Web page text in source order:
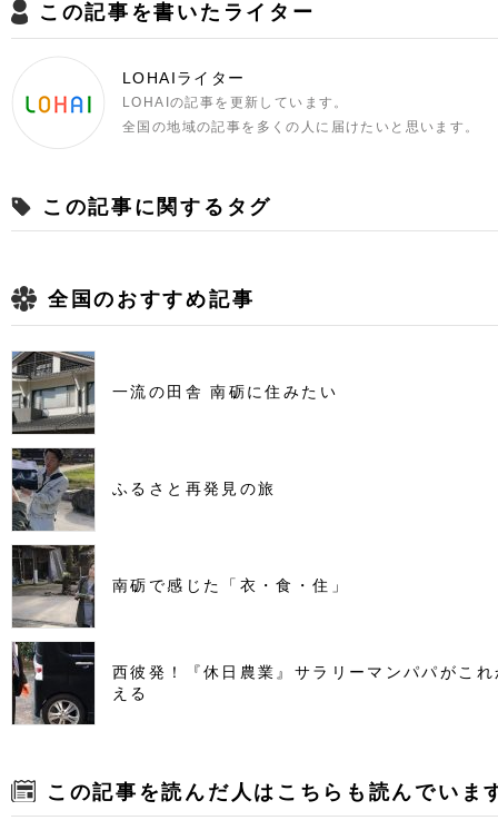
この記事を書いたライター
LOHAIライター
LOHAIの記事を更新しています。
全国の地域の記事を多くの人に届けたいと思います。
この記事に関するタグ
全国のおすすめ記事
一流の田舎 南砺に住みたい
ふるさと再発見の旅
南砺で感じた「衣・食・住」
西彼発！『休日農業』サラリーマンパパがこ
える
この記事を読んだ人はこちらも読んでいま